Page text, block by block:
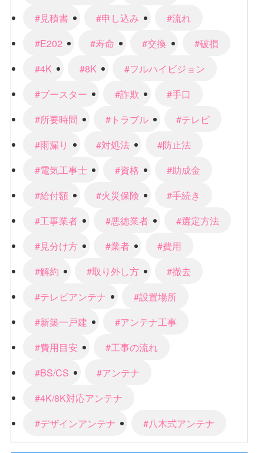
#見積書
#申し込み
#流れ
#E202
#寿命 #交換
#破損
#4K
#8K
#フルハイビジョン
#ブースター
#詐欺
#手口
#所要時間
#トラブル
#テレビ
#雨漏り
#対処法
#防止法
#電気工事士
#資格
#助成金
#給付額
#火災保険
#手続き
#工事業者
#悪徳業者
#選定方法
#見分け方
#業者
#費用
#解約
#取り外し方
#撤去
#テレビアンテナ
#設置場所
#新築一戸建
#アンテナ工事
#費用目安
#工事の流れ
#BS/CS
#アンテナ
#4K/8K対応アンテナ
#デザインアンテナ
#八木式アンテナ